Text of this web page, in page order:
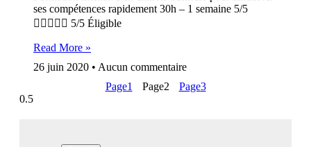
ses compétences rapidement 30h – 1 semaine 5/5
 5/5 Éligible
Read More »
26 juin 2020
Aucun commentaire
Page1 Page2 Page3